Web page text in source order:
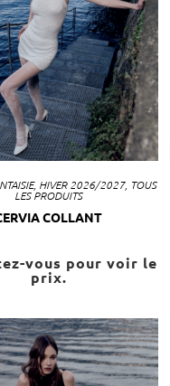
, HIVER 2026/2027, TOUS
LES PRODUITS
COLLANT
vous pour voir le
prix.